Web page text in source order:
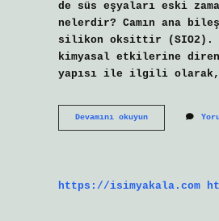
de süs eşyaları eski
nelerdir? Camın ana
silikon oksittir (SIO2).
kimyasal etkilerine
yapısı ile ilgili olarak, %
Devamını okuyunCamın
Özellikleri
https://isimyakala.com